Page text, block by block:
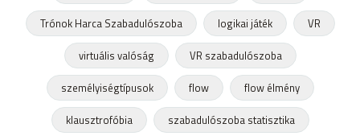
Trónok Harca Szabadulószoba
logikai játék
VR
virtuális valóság
VR szabadulószoba
személyiségtípusok
flow
flow élmény
klausztrofóbia
szabadulószoba statisztika